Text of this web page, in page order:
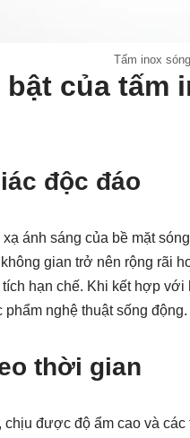
Tấm inox
của tấm
độc đáo
xạ ánh sáng của bề mặt
gian trở nên rộng rãi
hạn chế. Khi kết hợp
phẩm nghệ thuật sống động.
thời gian
chịu được độ ẩm cao và